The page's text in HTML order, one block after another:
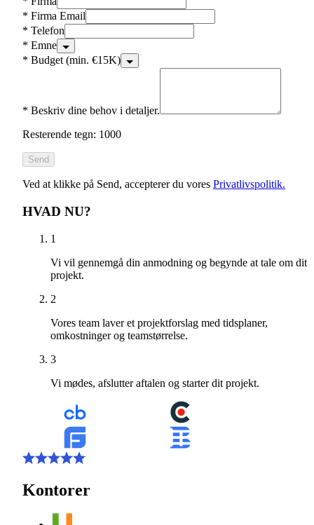
* Firma Email
* Telefon
* Emne
* Budget (min. €15K)
* Beskriv dine behov i detaljer.
Resterende tegn: 1000
Send
Ved at klikke på Send, accepterer du vores Privatlivspolitik.
HVAD NU?
1
Vi vil gennemgå din anmodning og begynde at tale om dit
projekt.
2
Vores team laver et projektforslag med tidsplaner,
omkostninger og teamstørrelse.
3
Vi mødes, afslutter aftalen og starter dit projekt.
Kontorer